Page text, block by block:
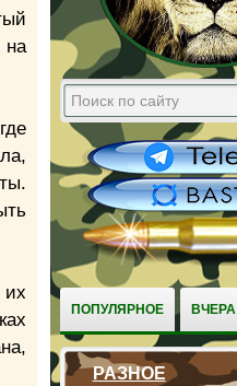
ПОПУЛЯРНОЕ ВЧЕРА
РАЗНОЕ
на
их